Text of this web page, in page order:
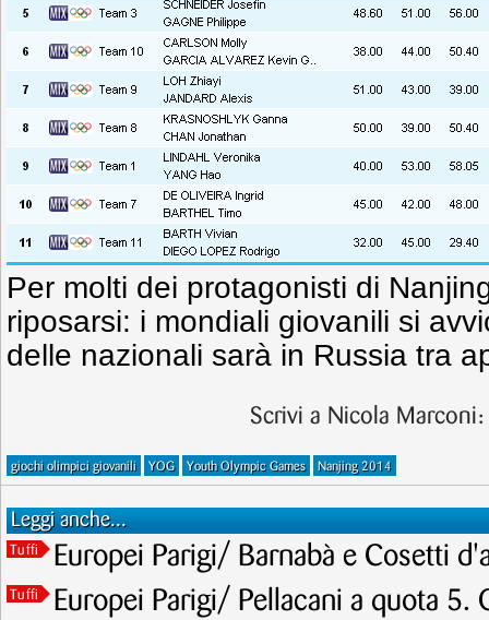
Per molti dei protagonisti di
riposarsi: i mondiali giovanili si
delle nazionali sarà in Russia tra
Scrivi a Nicola Marconi:
giochi olimpici giovanili YOG Youth Olympic Games Nanjing 2014
Leggi anche...
Tuffi Europei Parigi/ Barnabà e Cosetti
Tuffi
Europei Parigi/ Pellacani a quota 5.